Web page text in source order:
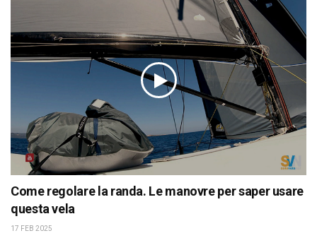
Come regolare la randa. Le manovre per saper usare
questa vela
17 FEB 2025